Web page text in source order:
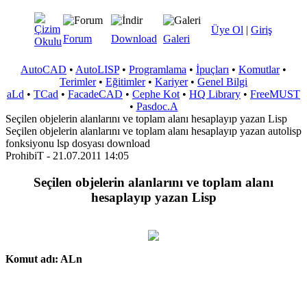
Üye Ol | Giriş
Forum Download Galeri
AutoCAD • AutoLISP• Programlama • İpuçları • Komutlar•
Terimler• Eğitimler• Kariyer• Genel Bilgi
aLd • TCad • FacadeCAD • Cephe Kot • HQ Library • FreeMUST
• Pasdoc.A
Seçilen objelerin alanlarını ve toplam alanı hesaplayıp yazan Lisp
Seçilen objelerin alanlarını ve toplam alanı hesaplayıp yazan autolisp
fonksiyonu lsp dosyası download
ProhibiT - 21.07.2011 14:05
Seçilen objelerin alanlarını ve toplam alanı
hesaplayıp yazan Lisp
Komut adı: ALn